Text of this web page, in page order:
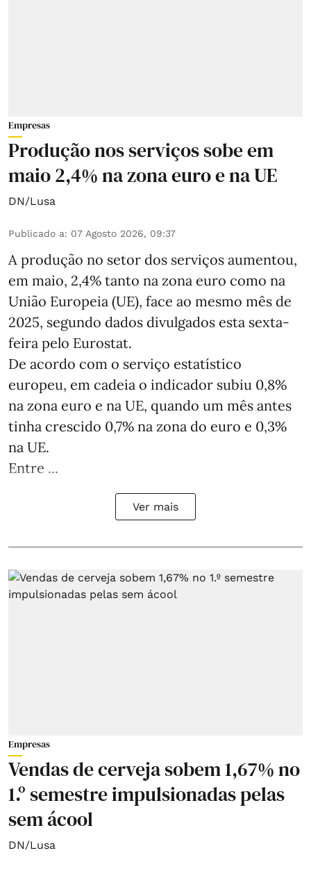
Empresas
Produção nos serviços sobe em
maio 2,4% na zona euro e na UE
DN/Lusa
Publicado a: 07 Agosto 2026, 09:37
A produção no setor dos serviços aumentou,
em maio, 2,4% tanto na zona euro como na
União Europeia (UE), face ao mesmo mês de
2025, segundo dados divulgados esta sexta-
feira pelo Eurostat.
De acordo com o serviço estatístico
europeu, em cadeia o indicador subiu 0,8%
na zona euro e na UE, quando um mês antes
tinha crescido 0,7% na zona do euro e 0,3%
na UE.
Entre ...
Ver mais
Empresas
Vendas de cerveja sobem 1,67% no
1.º semestre impulsionadas pelas
sem ácool
DN/Lusa